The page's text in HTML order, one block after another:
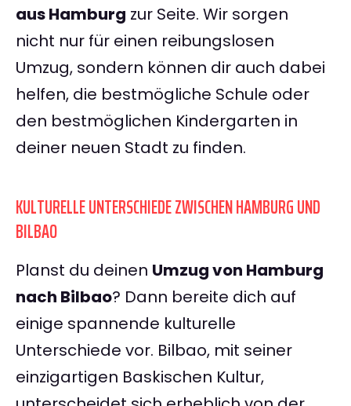
aus Hamburg zur Seite. Wir sorgen
nicht nur für einen reibungslosen
Umzug, sondern können dir auch dabei
helfen, die bestmögliche Schule oder
den bestmöglichen Kindergarten in
deiner neuen Stadt zu finden.
KULTURELLE UNTERSCHIEDE ZWISCHEN HAMBURG UND
BILBAO
Planst du deinen Umzug von Hamburg
nach Bilbao? Dann bereite dich auf
einige spannende kulturelle
Unterschiede vor. Bilbao, mit seiner
einzigartigen Baskischen Kultur,